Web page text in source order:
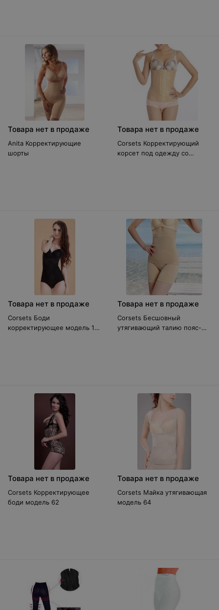
Товара нет в продаже
Anita Корректирующие
шорты
Товара нет в продаже
Corsets Корректирующий
корсет под одежду со
Товара нет в продаже
Corsets Боди
корректирующее модель 18-
Товара нет в продаже
Corsets Бесшовный
утягивающий талию пояс-
Товара нет в продаже
Corsets Корректирующее
боди модель 62
Товара нет в продаже
Corsets Майка утягивающая
модель 64